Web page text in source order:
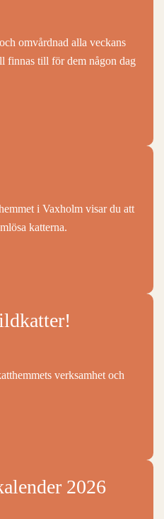
omvårdnad alla veckans
finnas till för dem någon dag
i Vaxholm visar du att
katterna.
verksamhet och
2026